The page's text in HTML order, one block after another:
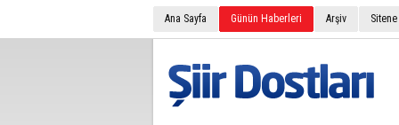
Ana Sayfa Günün Haberleri Arşiv